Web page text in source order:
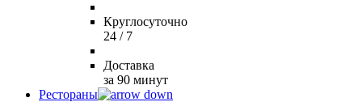
Круглосуточно
24 / 7
Доставка
за 90 минут
Рестораны